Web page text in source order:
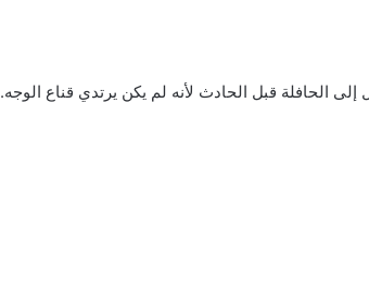
الحافلة قبل الحادث لأنه لم يكن يرتدي قناع الوجه.